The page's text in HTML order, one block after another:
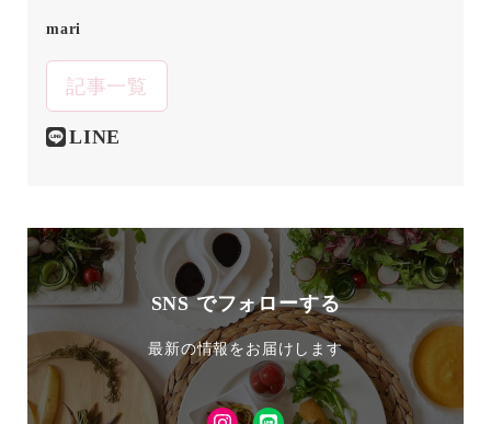
mari
記事一覧
LINE
SNS でフォローする
最新の情報をお届けします